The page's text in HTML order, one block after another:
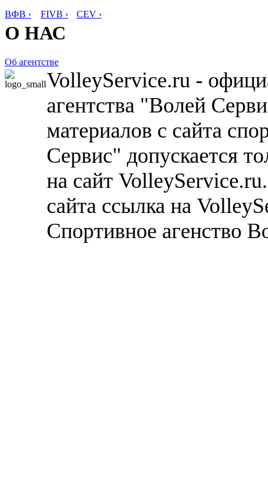
ВФВ › FIVB › CEV ›
О НАС
Об агентстве
VolleyService.ru -
агентства "Волей
материалов с сайта
Сервис" допускается
на сайт
сайта ссылка на
Спортивное агенство